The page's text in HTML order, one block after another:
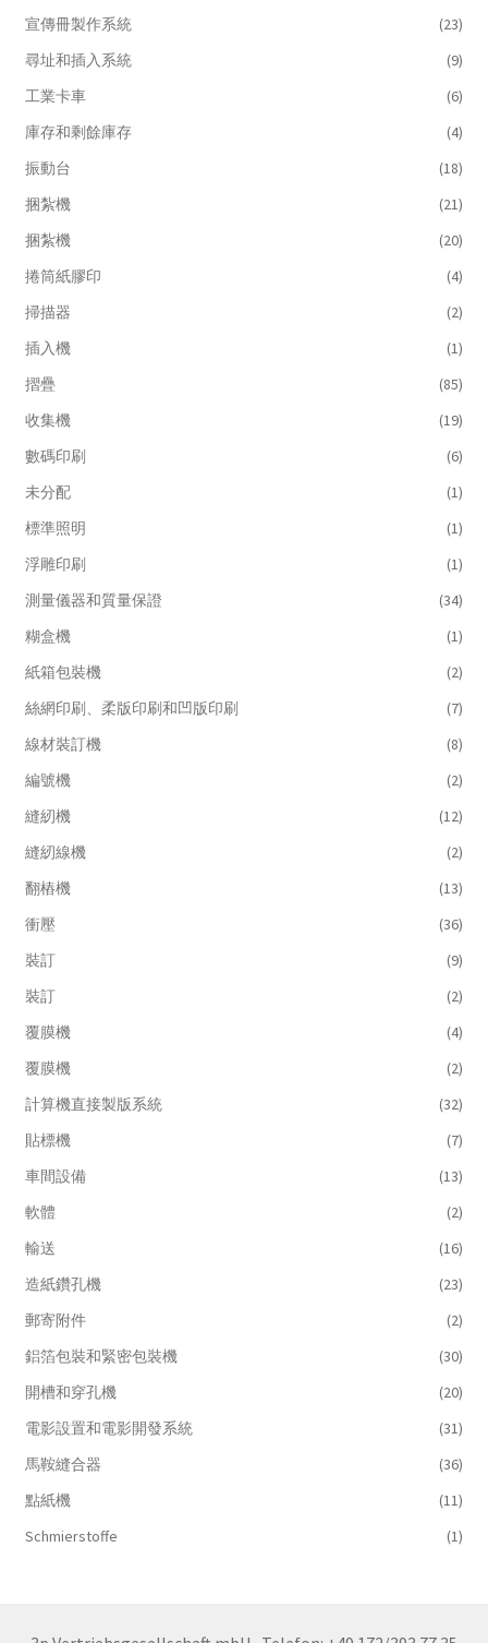
宣傳冊製作系統
(23)
尋址和插入系統
(9)
工業卡車
(6)
庫存和剩餘庫存
(4)
振動台
(18)
捆紮機
(21)
捆紮機
(20)
捲筒紙膠印
(4)
掃描器
(2)
插入機
(1)
摺疊
(85)
收集機
(19)
數碼印刷
(6)
未分配
(1)
標準照明
(1)
浮雕印刷
(1)
測量儀器和質量保證
(34)
糊盒機
(1)
紙箱包裝機
(2)
絲網印刷、柔版印刷和凹版印刷
(7)
線材裝訂機
(8)
編號機
(2)
縫紉機
(12)
縫紉線機
(2)
翻樁機
(13)
衝壓
(36)
裝訂
(9)
裝訂
(2)
覆膜機
(4)
覆膜機
(2)
計算機直接製版系統
(32)
貼標機
(7)
車間設備
(13)
軟體
(2)
輸送
(16)
造紙鑽孔機
(23)
郵寄附件
(2)
鋁箔包裝和緊密包裝機
(30)
開槽和穿孔機
(20)
電影設置和電影開發系統
(31)
馬鞍縫合器
(36)
點紙機
(11)
Schmierstoffe
(1)